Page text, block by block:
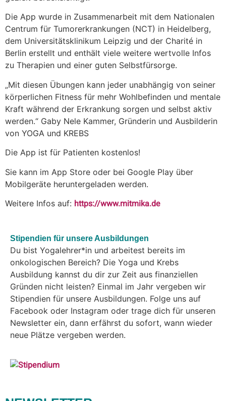
Die App wurde in Zusammenarbeit mit dem Nationalen
Centrum für Tumorerkrankungen (NCT) in Heidelberg,
dem Universitätsklinikum Leipzig und der Charité in
Berlin erstellt und enthält viele weitere wertvolle Infos
zu Therapien und einer guten Selbstfürsorge.
„Mit diesen Übungen kann jeder unabhängig von seiner
körperlichen Fitness für mehr Wohlbefinden und mentale
Kraft während der Erkrankung sorgen und selbst aktiv
werden.“ Gaby Nele Kammer, Gründerin und Ausbilderin
von YOGA und KREBS
Die App ist für Patienten kostenlos!
Sie kann im App Store oder bei Google Play über
Mobilgeräte heruntergeladen werden.
Weitere Infos auf: https://www.mitmika.de
Stipendien für unsere Ausbildungen
Du bist Yogalehrer*in und arbeitest bereits im
onkologischen Bereich? Die Yoga und Krebs
Ausbildung kannst du dir zur Zeit aus finanziellen
Gründen nicht leisten? Einmal im Jahr vergeben wir
Stipendien für unsere Ausbildungen. Folge uns auf
Facebook oder Instagram oder trage dich für unseren
Newsletter ein, dann erfährst du sofort, wann wieder
neue Plätze vergeben werden.